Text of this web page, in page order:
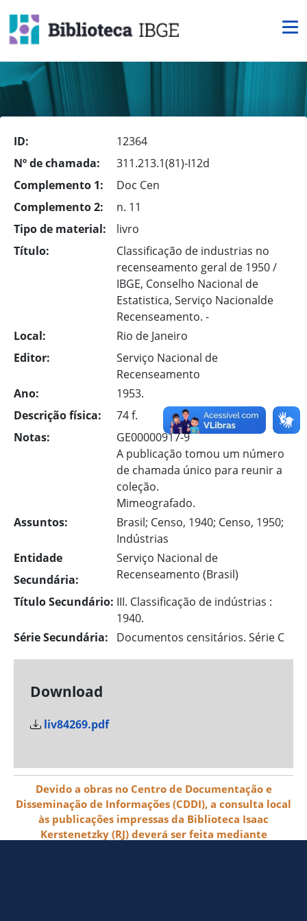
ID:
12364
Nº de chamada:
311.213.1(81)-I12d
Complemento 1:
Doc Cen
Complemento 2:
n. 11
Tipo de material:
livro
Título:
Classificação de industrias no
recenseamento geral de 1950 /
IBGE, Conselho Nacional de
Estatistica, Serviço Nacionalde
Recenseamento. -
Local:
Rio de Janeiro
Editor:
Serviço Nacional de
Recenseamento
Ano:
1953.
Descrição física:
74 f.
Notas:
GE00000917-9
A publicação tomou um número
de chamada único para reunir a
coleção.
Mimeografado.
Assuntos:
Brasil; Censo, 1940; Censo, 1950;
Indústrias
Entidade
Secundária:
Serviço Nacional de
Recenseamento (Brasil)
Título Secundário: III. Classificação de indústrias :
1940.
Série Secundária:
Documentos censitários. Série C
Download
liv84269.pdf
Devido a obras no Centro de Documentação e
Disseminação de Informações (CDDI), a consulta local
às publicações impressas da Biblioteca Isaac
Kerstenetzky (RJ) deverá ser feita mediante